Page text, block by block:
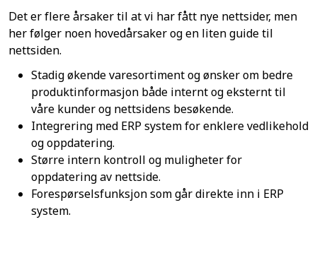
Det er flere årsaker til at vi har fått nye nettsider, men
her følger noen hovedårsaker og en liten guide til
nettsiden.
Stadig økende varesortiment og ønsker om bedre
produktinformasjon både internt og eksternt til
våre kunder og nettsidens besøkende.
Integrering med ERP system for enklere vedlikehold
og oppdatering.
Større intern kontroll og muligheter for
oppdatering av nettside.
Forespørselsfunksjon som går direkte inn i ERP
system.